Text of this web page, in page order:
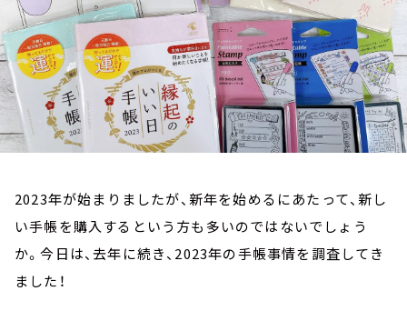
2023年が始まりましたが、新年を始めるにあたって、新し
い手帳を購入するという方も多いのではないでしょう
か。今日は、去年に続き、2023年の手帳事情を調査してき
ました！